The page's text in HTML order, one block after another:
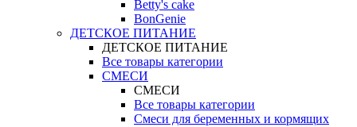
Betty's cake
BonGenie
ДЕТСКОЕ ПИТАНИЕ
ДЕТСКОЕ ПИТАНИЕ
Все товары категории
СМЕСИ
СМЕСИ
Все товары категории
Смеси для беременных и кормящих